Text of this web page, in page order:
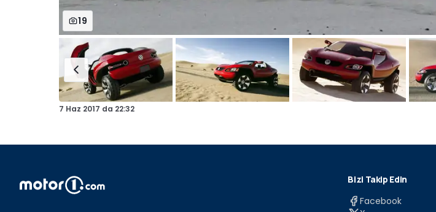
19
7 Haz 2017 da 22:32
Bizi Takip Edin
Facebook